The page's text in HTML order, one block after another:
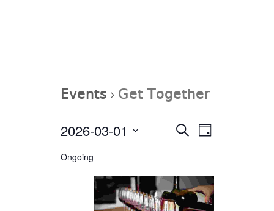
Events Get Together
Events
Search
and
Navigation
SEARCHEvent
Views
DAY
2026-03-01
Select
Ongoing